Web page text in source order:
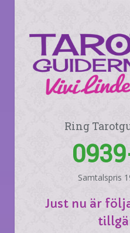
Ring
Samtalspris
Just nu är